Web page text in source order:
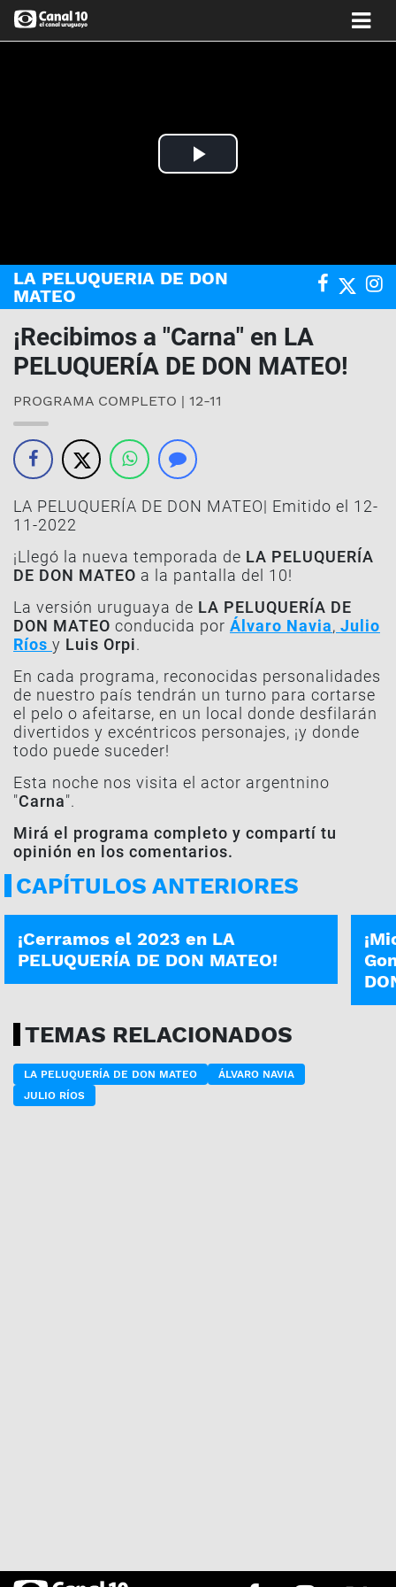
Play
LA PELUQUERIA DE DON
MATEO
¡Recibimos a "Carna" en LA
PELUQUERÍA DE DON MATEO!
PROGRAMA COMPLETO | 12-11
LA PELUQUERÍA DE DON MATEO| Emitido el 12-
11-2022
¡Llegó la nueva temporada de LA PELUQUERÍA
DE DON MATEO a la pantalla del 10!
La versión uruguaya de LA PELUQUERÍA DE
DON MATEO conducida por Álvaro Navia, Julio
Ríos y Luis Orpi.
En cada programa, reconocidas personalidades
de nuestro país tendrán un turno para cortarse
el pelo o afeitarse, en un local donde desfilarán
divertidos y excéntricos personajes, ¡y donde
todo puede suceder!
Esta noche nos visita el actor argentnino
"Carna".
Mirá el programa completo y compartí tu
opinión en los comentarios.
CAPÍTULOS ANTERIORES
PROGRAMA COMPLETO
¡Cerramos el 2023 en LA
PELUQUERÍA DE DON MATEO!
TEMAS RELACIONADOS
LA PELUQUERÍA DE DON MATEO
ÁLVARO NAVIA
JULIO RÍOS